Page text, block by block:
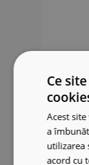
Poster
Ce
Acest
a
utilizarea
acord cu